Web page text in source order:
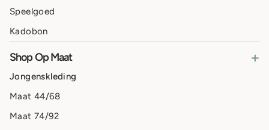
Speelgoed
Kadobon
Shop Op Maat +
Jongenskleding
Maat 44/68
Maat 74/92